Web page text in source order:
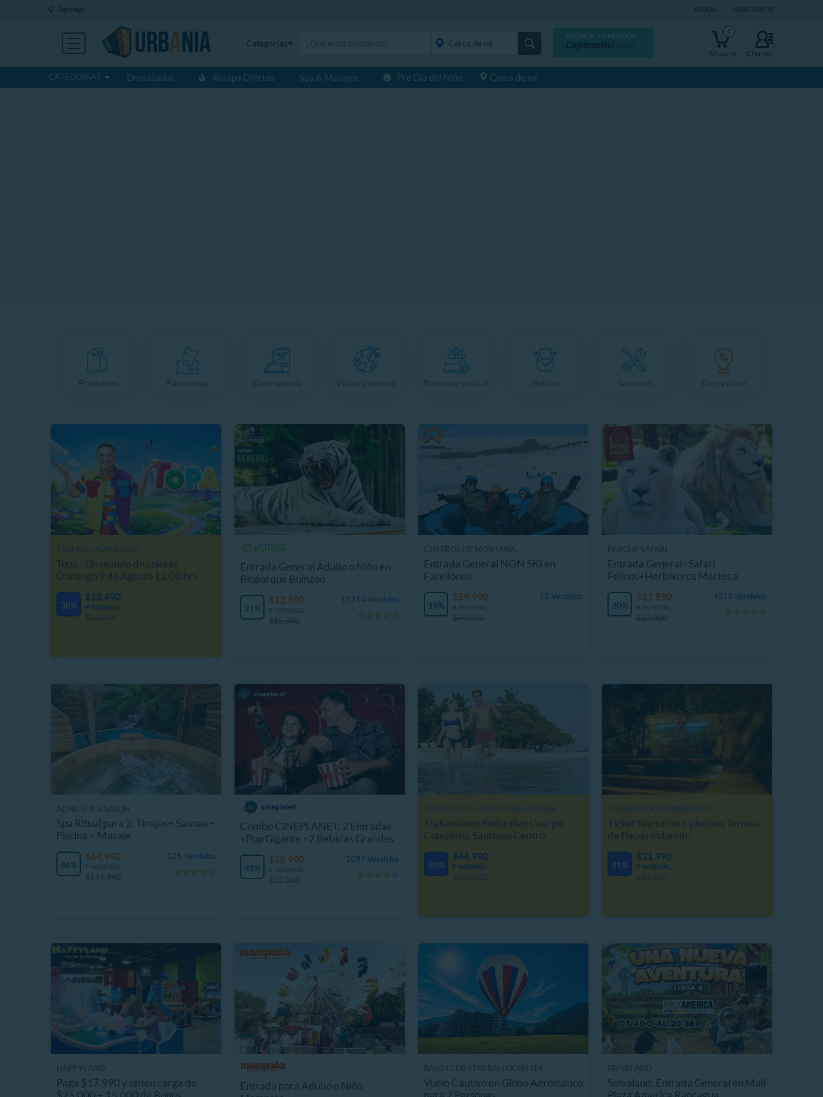
Santiago AYUDA ¡SUSCRÍBETE!
CATEGORÍAS
ANUNCIA TU NEGOCIO
Clientes
Categorías
placeholder="Todo el
0
Mi carro
Destacados Atrapa Ofertas Spa & Masajes Pre Día del Niño Cerca de mí
Topa - Un mundo de colores
Domingo 9 de Agosto 12:00 hrs
38%
$18.490
P. NORMAL
Entrada General Adulto o Niño en
Bioparque Buinzoo
21%
11314 Vendidos
$12.590
Entrada General NON SKI en
Farellones,
19%
53 Vendidos
$59.990
Entrada General+Safari
Felinos+Herbívoros Martes a
20%
4518 Vendidos
$17.590
Spa Ritual para 2: Tinajas+ Saunas +
Piscina + Masaje
46%
126 Vendidos
$64.990
Combo CINEPLANET: 2 Entradas
+Pop Gigante +2 Bebidas Grandes
41%
1097 Vendidos
$18.990
Tratamiento Reductivo Cuerpo
Completo, Santiago Centro
90%
$44.990
P. NORMAL
Ticket Nocturno 6 piscinas Termas
de Pucon Indomito
41%
$21.990
P. NORMAL
Paga $17.990 y obtén carga de
Entrada para Adulto o Niño
Vuelo Cautivo en Globo Aerostático
Selvaland: Entrada General en Mall